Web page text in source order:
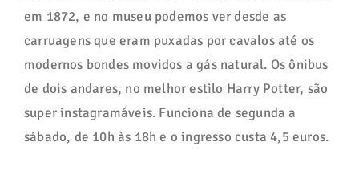
em 1872, e no museu podemos ver desde as
carruagens que eram puxadas por cavalos até os
modernos bondes movidos a gás natural. Os ônibus
de dois andares, no melhor estilo Harry Potter, são
super instagramáveis. Funciona de segunda a
sábado, de 10h às 18h e o ingresso custa 4,5 euros.